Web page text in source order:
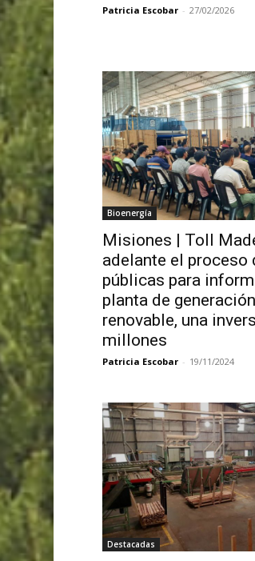
Patricia Escobar - 27/02/2026
Bioenergía
Misiones | Toll
adelante el proceso
públicas para
planta de
renovable, una
millones
Patricia Escobar - 19/11/2024
Destacadas